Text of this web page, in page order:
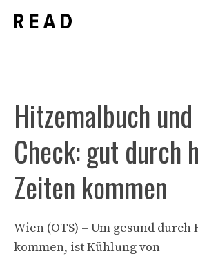
Inhalt
Hitzemalbuch und
Check: gut durch
Zeiten kommen
Wien (OTS) – Um gesund
kommen, ist Kühlung von